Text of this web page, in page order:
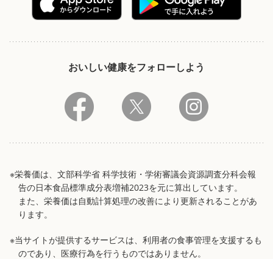
おいしい健康をフォローしよう
※栄養価は、文部科学省 科学技術・学術審議会資源調査分科会報
告の日本食品標準成分表増補2023を元に算出しています。
また、栄養価は自動計算処理の改善により更新されることがあ
ります。
※当サイトが提供するサービスは、利用者の食事管理を支援するも
のであり、医療行為を行うものではありません。